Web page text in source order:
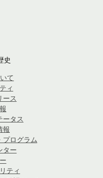
史
て
ィ
ース
ータス
報
プログラム
ター
ティ